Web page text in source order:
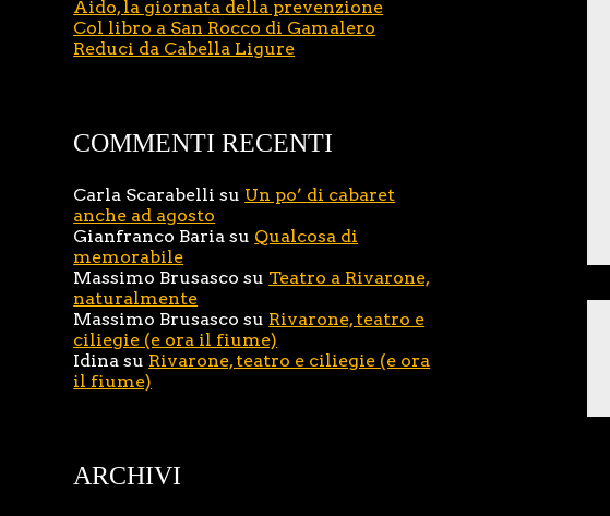
Aido, la giornata della prevenzione
Col libro a San Rocco di Gamalero
Reduci da Cabella Ligure
COMMENTI RECENTI
Carla Scarabelli su Un po’ di cabaret
anche ad agosto
Gianfranco Baria su Qualcosa di
memorabile
Massimo Brusasco su Teatro a Rivarone,
naturalmente
Massimo Brusasco su Rivarone, teatro e
ciliegie (e ora il fiume)
Idina su Rivarone, teatro e ciliegie (e ora
il fiume)
ARCHIVI